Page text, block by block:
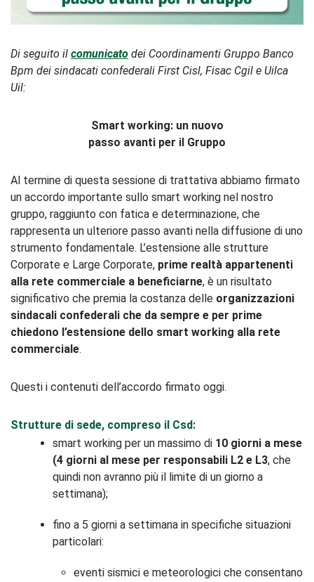
Di seguito il comunicato dei Coordinamenti Gruppo Banco
Bpm dei sindacati confederali First Cisl, Fisac Cgil e Uilca
Uil:
Smart working: un nuovo
passo avanti per il Gruppo
Al termine di questa sessione di trattativa abbiamo firmato
un accordo importante sullo smart working nel nostro
gruppo, raggiunto con fatica e determinazione, che
rappresenta un ulteriore passo avanti nella diffusione di uno
strumento fondamentale. L’estensione alle strutture
Corporate e Large Corporate, prime realtà appartenenti
alla rete commerciale a beneficiarne, è un risultato
significativo che premia la costanza delle organizzazioni
sindacali confederali che da sempre e per prime
chiedono l’estensione dello smart working alla rete
commerciale.
Questi i contenuti dell’accordo firmato oggi.
Strutture di sede, compreso il Csd:
smart working per un massimo di 10 giorni a mese
(4 giorni al mese per responsabili L2 e L3, che
quindi non avranno più il limite di un giorno a
settimana);
fino a 5 giorni a settimana in specifiche situazioni
particolari:
eventi sismici e meteorologici che consentano